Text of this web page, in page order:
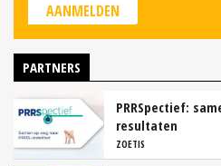
AANMELDEN
PARTNERS
PRRSpectief:
resultaten
ZOETIS